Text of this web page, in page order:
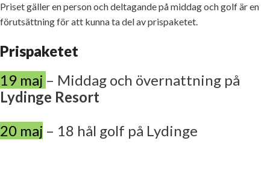
Priset gäller en person och deltagande på middag och golf är en
förutsättning för att kunna ta del av prispaketet.
Prispaketet
19 maj – Middag och övernattning på
Lydinge Resort
20 maj – 18 hål golf på Lydinge